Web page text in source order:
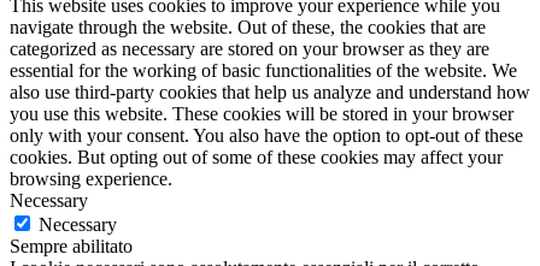
This website uses cookies to improve your experience while you
navigate through the website. Out of these, the cookies that are
categorized as necessary are stored on your browser as they are
essential for the working of basic functionalities of the website. We
also use third-party cookies that help us analyze and understand how
you use this website. These cookies will be stored in your browser
only with your consent. You also have the option to opt-out of these
cookies. But opting out of some of these cookies may affect your
browsing experience.
Necessary
Necessary
Sempre abilitato